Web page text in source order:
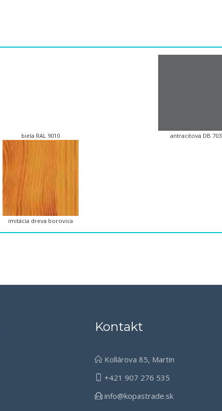
biela RAL 9010
imitácia dreva borovica
antracitova DB 703
Kontakt
Kollárova 85, Martin
+421 907 276 535
info@kopastrade.sk